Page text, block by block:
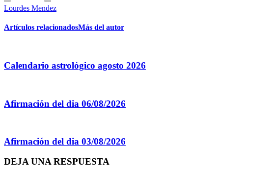
Lourdes Mendez
Artículos relacionadosMás del autor
Calendario astrológico agosto 2026
Afirmación del dia 06/08/2026
Afirmación del dia 03/08/2026
DEJA UNA RESPUESTA